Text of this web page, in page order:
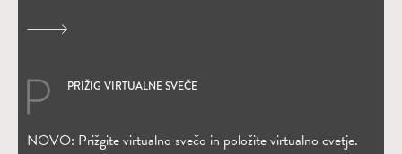
PRIŽIG VIRTUALNE SVEČE
NOVO: Prižgite virtualno svečo in položite virtualno cvetje.
(Odpre se v novem oknu)